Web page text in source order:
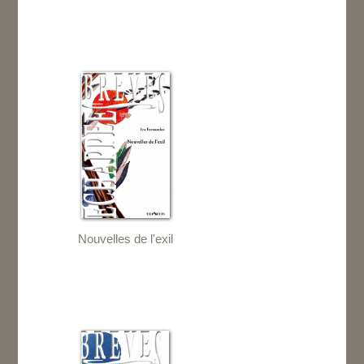
Nouvelles de l'exil